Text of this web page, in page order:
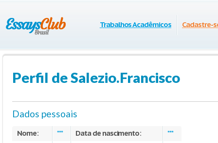
Trabalhos Acadêmicos Cadastre-
Perfil de Salezio.Francisco
Dados pessoais
Nome: *** Data de nascimento: ***